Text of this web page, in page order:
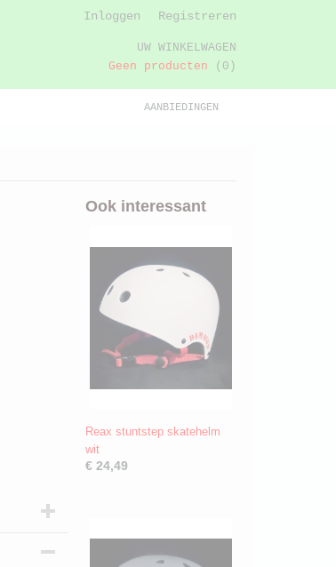
Inloggen Registreren
UW WINKELWAGEN
Geen producten
(0)
AANBIEDINGEN
Ook interessant
Reax stuntstep skatehelm
wit
€ 24,49